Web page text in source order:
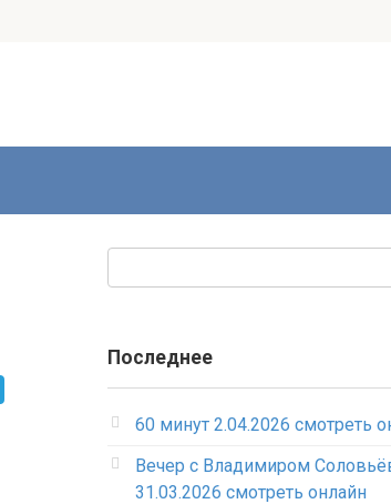
Последнее
60 минут 2.04.2026 смотреть
Вечер с Владимиром
31.03.2026 смотреть онлайн